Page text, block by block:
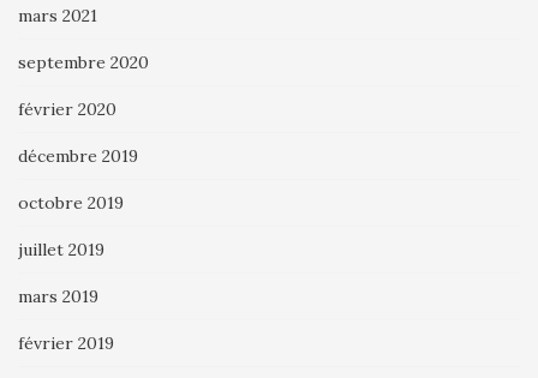
mars 2021
septembre 2020
février 2020
décembre 2019
octobre 2019
juillet 2019
mars 2019
février 2019